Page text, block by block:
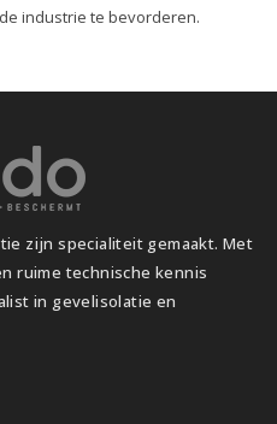
industrie te bevorderen.
zijn specialiteit gemaakt. Met
ruime technische kennis
in gevelisolatie en